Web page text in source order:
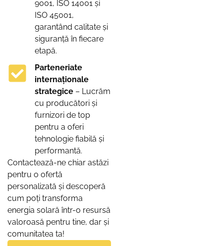
9001, ISO 14001 și
ISO 45001,
garantând calitate și
siguranță în fiecare
etapă.
Parteneriate
internaționale
strategice – Lucrăm
cu producători și
furnizori de top
pentru a oferi
tehnologie fiabilă și
performantă.
Contactează-ne chiar astăzi
pentru o ofertă
personalizată și descoperă
cum poți transforma
energia solară într-o resursă
valoroasă pentru tine, dar și
comunitatea ta!